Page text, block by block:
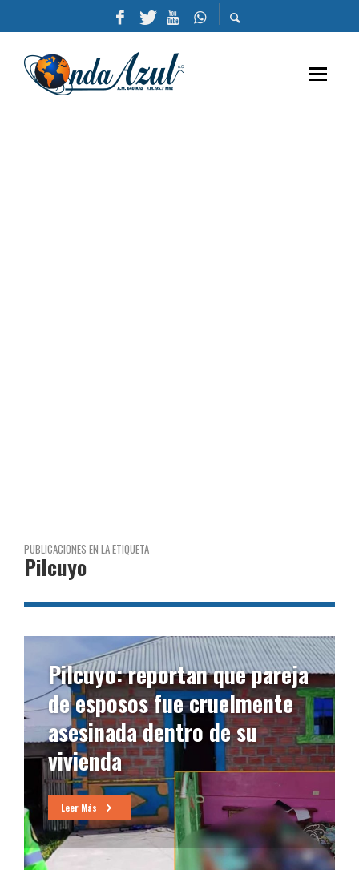
PUBLICACIONES EN LA ETIQUETA
Pilcuyo
Pilcuyo: reportan que pareja
de esposos fue cruelmente
asesinada dentro de su
vivienda
Leer Más